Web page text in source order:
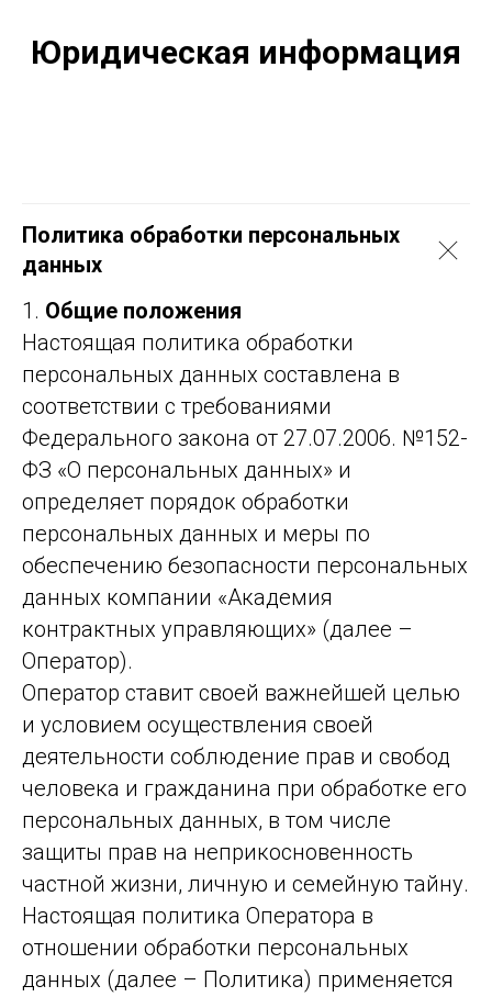
Юридическая информация
Политика обработки персональных
данных
1. Общие положения
Настоящая политика обработки
персональных данных составлена в
соответствии с требованиями
Федерального закона от 27.07.2006. №152-
ФЗ «О персональных данных» и
определяет порядок обработки
персональных данных и меры по
обеспечению безопасности персональных
данных компании «Академия
контрактных управляющих» (далее –
Оператор).
Оператор ставит своей важнейшей целью
и условием осуществления своей
деятельности соблюдение прав и свобод
человека и гражданина при обработке его
персональных данных, в том числе
защиты прав на неприкосновенность
частной жизни, личную и семейную тайну.
Настоящая политика Оператора в
отношении обработки персональных
данных (далее – Политика) применяется